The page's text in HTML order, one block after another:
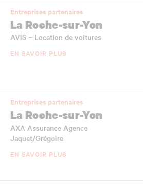
Entreprises partenaires
La Roche-sur-Yon
AVIS – Location de voitures
EN SAVOIR PLUS
Entreprises partenaires
La Roche-sur-Yon
AXA Assurance Agence
Jaquet/Grégoire
EN SAVOIR PLUS